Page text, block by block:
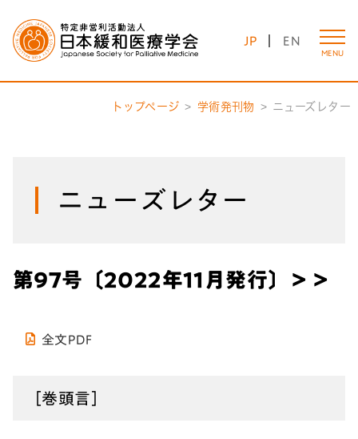
JP EN
MENU
トップページ 学術発刊物 ニューズレター
ニューズレター
第97号〔2022年11月発行〕＞＞
全文PDF
［巻頭言］